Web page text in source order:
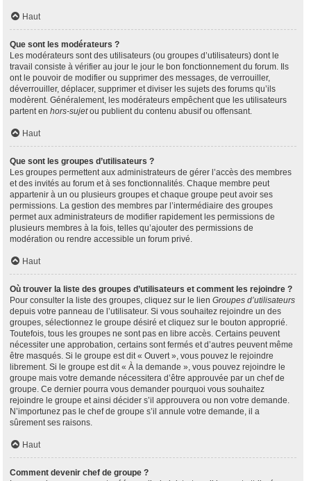
Haut
Que sont les modérateurs ?
Les modérateurs sont des utilisateurs (ou groupes d’utilisateurs) dont le
travail consiste à vérifier au jour le jour le bon fonctionnement du forum. Ils
ont le pouvoir de modifier ou supprimer des messages, de verrouiller,
déverrouiller, déplacer, supprimer et diviser les sujets des forums qu’ils
modèrent. Généralement, les modérateurs empêchent que les utilisateurs
partent en hors-sujetou publient du contenu abusif ou offensant.
Haut
Que sont les groupes d’utilisateurs ?
Les groupes permettent aux administrateurs de gérer l’accès des membres
et des invités au forum et à ses fonctionnalités. Chaque membre peut
appartenir à un ou plusieurs groupes et chaque groupe peut avoir ses
permissions. La gestion des membres par l’intermédiaire des groupes
permet aux administrateurs de modifier rapidement les permissions de
plusieurs membres à la fois, telles qu’ajouter des permissions de
modération ou rendre accessible un forum privé.
Haut
Où trouver la liste des groupes d’utilisateurs et comment les rejoindre ?
Pour consulter la liste des groupes, cliquez sur le lien Groupes d’utilisateurs
depuis votre panneau de l’utilisateur. Si vous souhaitez rejoindre un des
groupes, sélectionnez le groupe désiré et cliquez sur le bouton approprié.
Toutefois, tous les groupes ne sont pas en libre accès. Certains peuvent
nécessiter une approbation, certains sont fermés et d’autres peuvent même
être masqués. Si le groupe est dit « Ouvert », vous pouvez le rejoindre
librement. Si le groupe est dit « À la demande », vous pouvez rejoindre le
groupe mais votre demande nécessitera d’être approuvée par un chef de
groupe. Ce dernier pourra vous demander pourquoi vous souhaitez
rejoindre le groupe et ainsi décider s’il approuvera ou non votre demande.
N’importunez pas le chef de groupe s’il annule votre demande, il a
sûrement ses raisons.
Haut
Comment devenir chef de groupe ?